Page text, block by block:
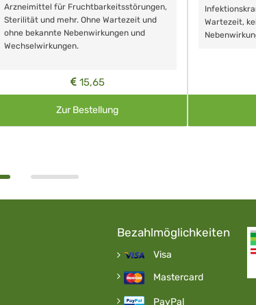
Arzneimittel für Fruchtbarkeitsstörungen,
Sterilität und mehr. Ohne Wartezeit und
ohne bekannte Nebenwirkungen und
Wechselwirkungen.
15,65
Zur Bestellung
Wartezeit,
Bezahlmöglichkeiten
Visa
Mastercard
PayPal